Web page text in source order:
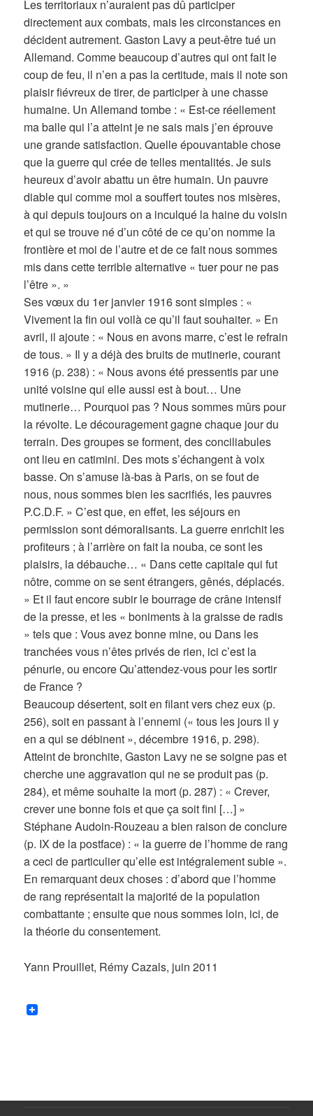
Les territoriaux n’auraient pas dû participer
directement aux combats, mais les circonstances en
décident autrement. Gaston Lavy a peut-être tué un
Allemand. Comme beaucoup d’autres qui ont fait le
coup de feu, il n’en a pas la certitude, mais il note son
plaisir fiévreux de tirer, de participer à une chasse
humaine. Un Allemand tombe : « Est-ce réellement
ma balle qui l’a atteint je ne sais mais j’en éprouve
une grande satisfaction. Quelle épouvantable chose
que la guerre qui crée de telles mentalités. Je suis
heureux d’avoir abattu un être humain. Un pauvre
diable qui comme moi a souffert toutes nos misères,
à qui depuis toujours on a inculqué la haine du voisin
et qui se trouve né d’un côté de ce qu’on nomme la
frontière et moi de l’autre et de ce fait nous sommes
mis dans cette terrible alternative « tuer pour ne pas
l’être ». »
Ses vœux du 1er janvier 1916 sont simples : «
Vivement la fin oui voilà ce qu’il faut souhaiter. » En
avril, il ajoute : « Nous en avons marre, c’est le refrain
de tous. » Il y a déjà des bruits de mutinerie, courant
1916 (p. 238) : « Nous avons été pressentis par une
unité voisine qui elle aussi est à bout… Une
mutinerie… Pourquoi pas ? Nous sommes mûrs pour
la révolte. Le découragement gagne chaque jour du
terrain. Des groupes se forment, des conciliabules
ont lieu en catimini. Des mots s’échangent à voix
basse. On s’amuse là-bas à Paris, on se fout de
nous, nous sommes bien les sacrifiés, les pauvres
P.C.D.F. » C’est que, en effet, les séjours en
permission sont démoralisants. La guerre enrichit les
profiteurs ; à l’arrière on fait la nouba, ce sont les
plaisirs, la débauche… « Dans cette capitale qui fut
nôtre, comme on se sent étrangers, gênés, déplacés.
» Et il faut encore subir le bourrage de crâne intensif
de la presse, et les « boniments à la graisse de radis
» tels que : Vous avez bonne mine, ou Dans les
tranchées vous n’êtes privés de rien, ici c’est la
pénurie, ou encore Qu’attendez-vous pour les sortir
de France ?
Beaucoup désertent, soit en filant vers chez eux (p.
256), soit en passant à l’ennemi (« tous les jours il y
en a qui se débinent », décembre 1916, p. 298).
Atteint de bronchite, Gaston Lavy ne se soigne pas et
cherche une aggravation qui ne se produit pas (p.
284), et même souhaite la mort (p. 287) : « Crever,
crever une bonne fois et que ça soit fini […] »
Stéphane Audoin-Rouzeau a bien raison de conclure
(p. IX de la postface) : « la guerre de l’homme de rang
a ceci de particulier qu’elle est intégralement subie ».
En remarquant deux choses : d’abord que l’homme
de rang représentait la majorité de la population
combattante ; ensuite que nous sommes loin, ici, de
la théorie du consentement.
Yann Prouillet, Rémy Cazals, juin 2011